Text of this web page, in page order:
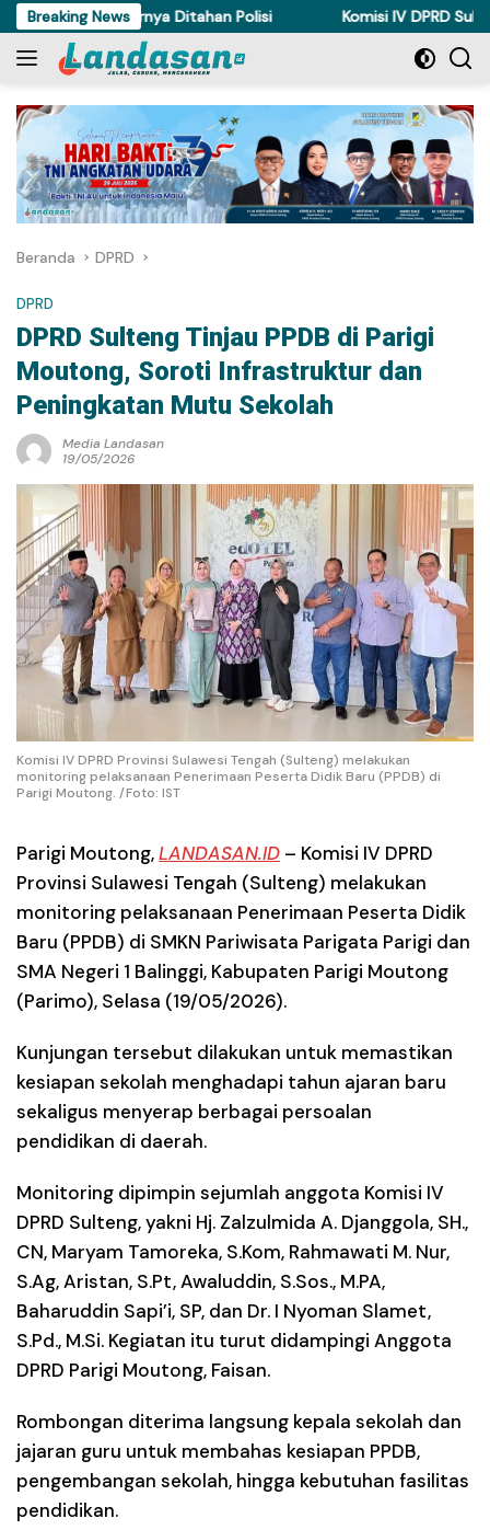
Langsung
ke
konten
Breaking News
Torue Akhirnya Ditahan Polisi Komisi IV DPRD Sulteng
Beranda DPRD
DPRD
DPRD Sulteng Tinjau PPDB di Parigi
Moutong, Soroti Infrastruktur dan
Peningkatan Mutu Sekolah
Media Landasan
19/05/2026
Komisi IV DPRD Provinsi Sulawesi Tengah (Sulteng) melakukan
monitoring pelaksanaan Penerimaan Peserta Didik Baru (PPDB) di
Parigi Moutong. /Foto: IST
Parigi Moutong,LANDASAN.ID – Komisi IV DPRD
Provinsi Sulawesi Tengah (Sulteng) melakukan
monitoring pelaksanaan Penerimaan Peserta Didik
Baru (PPDB) di SMKN Pariwisata Parigata Parigi dan
SMA Negeri 1 Balinggi, Kabupaten Parigi Moutong
(Parimo), Selasa (19/05/2026).
Kunjungan tersebut dilakukan untuk memastikan
kesiapan sekolah menghadapi tahun ajaran baru
sekaligus menyerap berbagai persoalan
pendidikan di daerah.
Monitoring dipimpin sejumlah anggota Komisi IV
DPRD Sulteng, yakni Hj. Zalzulmida A. Djanggola, SH.,
CN, Maryam Tamoreka, S.Kom, Rahmawati M. Nur,
S.Ag, Aristan, S.Pt, Awaluddin, S.Sos., M.PA,
Baharuddin Sapi’i, SP, dan Dr. I Nyoman Slamet,
S.Pd., M.Si. Kegiatan itu turut didampingi Anggota
DPRD Parigi Moutong, Faisan.
Rombongan diterima langsung kepala sekolah dan
jajaran guru untuk membahas kesiapan PPDB,
pengembangan sekolah, hingga kebutuhan fasilitas
pendidikan.